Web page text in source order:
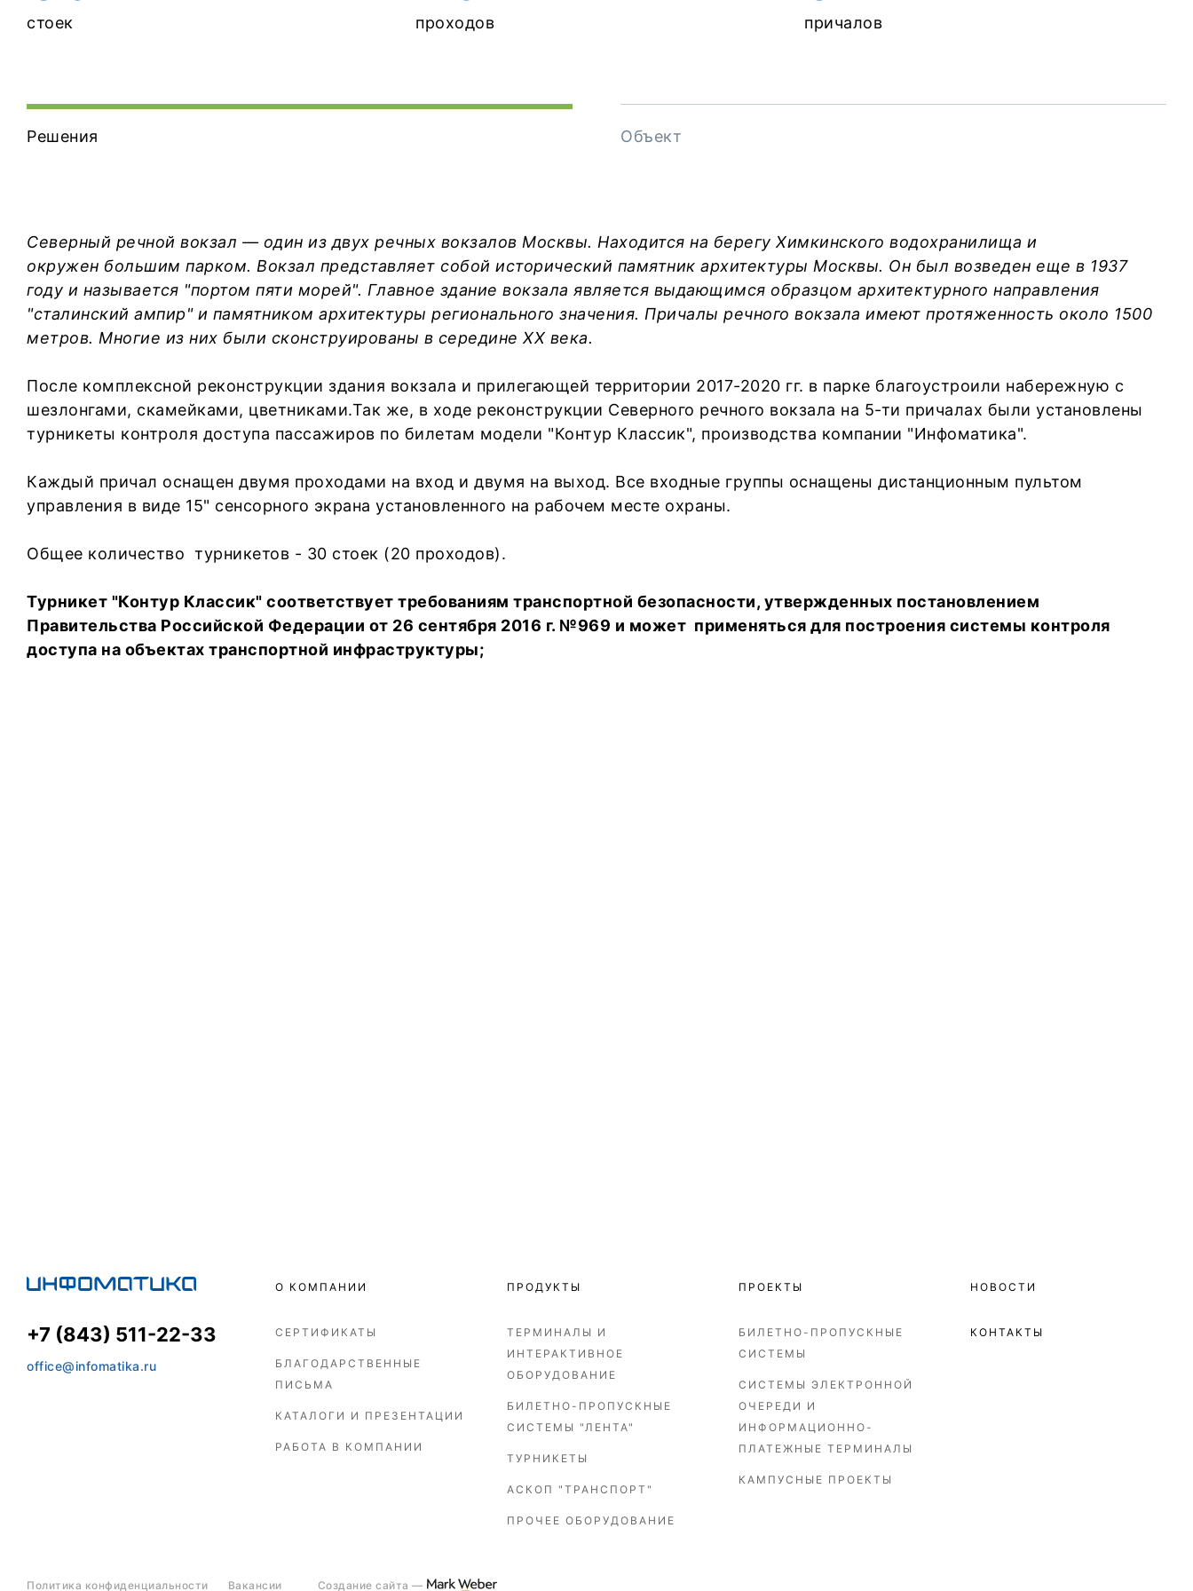
стоек проходов причалов
Решения Объект
Северный речной вокзал — один из двух речных вокзалов Москвы. Находится на берегу Химкинского водохранилища и
окружен большим парком. Вокзал представляет собой исторический памятник архитектуры Москвы. Он был возведен еще в 1937
году и называется "портом пяти морей". Главное здание вокзала является выдающимся образцом архитектурного направления
"сталинский ампир" и памятником архитектуры регионального значения. Причалы речного вокзала имеют протяженность около 1500
метров. Многие из них были сконструированы в середине XX века.
После комплексной реконструкции здания вокзала и прилегающей территории 2017-2020 гг. в парке благоустроили набережную с
шезлонгами, скамейками, цветниками.Так же, в ходе реконструкции Северного речного вокзала на 5-ти причалах были установлены
турникеты контроля доступа пассажиров по билетам модели "Контур Классик", производства компании "Инфоматика".
Каждый причал оснащен двумя проходами на вход и двумя на выход. Все входные группы оснащены дистанционным пультом
управления в виде 15" сенсорного экрана установленного на рабочем месте охраны.
Общее количество турникетов - 30 стоек (20 проходов).
Турникет "Контур Классик" соответствует требованиям транспортной безопасности, утвержденных постановлением
Правительства Российской Федерации от 26 сентября 2016 г. №969 и может применяться для построения системы контроля
доступа на объектах транспортной инфраструктуры;
+7 (843) 511-22-33
office@infomatika.ru
О КОМПАНИИ
СЕРТИФИКАТЫ
БЛАГОДАРСТВЕННЫЕ
ПИСЬМА
КАТАЛОГИ И ПРЕЗЕНТАЦИИ
РАБОТА В КОМПАНИИ
ПРОДУКТЫ
ТЕРМИНАЛЫ И
ИНТЕРАКТИВНОЕ
ОБОРУДОВАНИЕ
БИЛЕТНО-ПРОПУСКНЫЕ
СИСТЕМЫ "ЛЕНТА"
ТУРНИКЕТЫ
АСКОП "ТРАНСПОРТ"
ПРОЧЕЕ ОБОРУДОВАНИЕ
ПРОЕКТЫ
БИЛЕТНО-ПРОПУСКНЫЕ
СИСТЕМЫ
СИСТЕМЫ ЭЛЕКТРОННОЙ
ОЧЕРЕДИ И
ИНФОРМАЦИОННО-
ПЛАТЕЖНЫЕ ТЕРМИНАЛЫ
КАМПУСНЫЕ ПРОЕКТЫ
НОВОСТИ
КОНТАКТЫ
Политика конфиденциальности Вакансии Создание сайта —